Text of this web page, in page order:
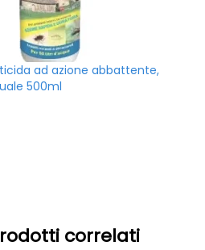
ad azione abbattente,
500ml
correlati